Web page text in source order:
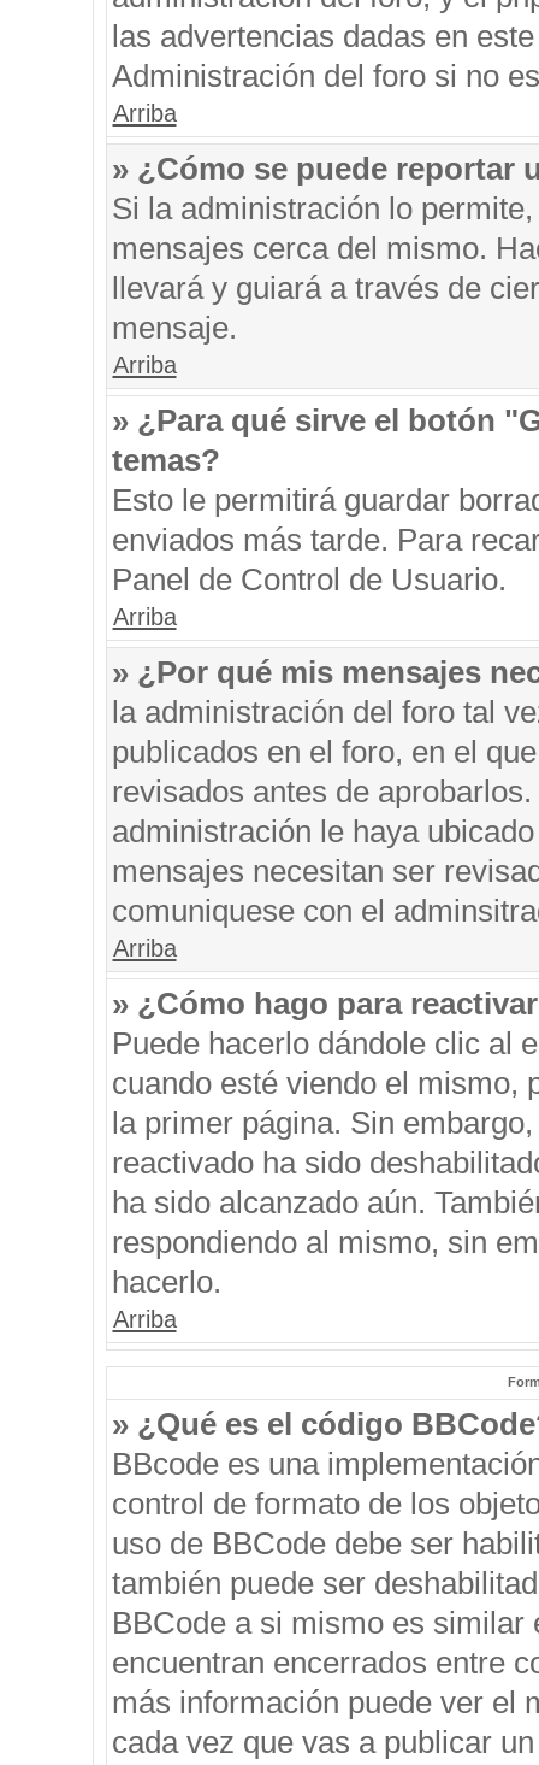
las advertencias dadas en
Administración del foro si no
Arriba
» ¿Cómo se puede reportar
Si la administración lo
mensajes cerca del mismo.
llevará y guiará a través de
mensaje.
Arriba
» ¿Para qué sirve el botón
temas?
Esto le permitirá guardar
enviados más tarde. Para
Panel de Control de Usuario.
Arriba
» ¿Por qué mis mensajes
la administración del foro tal
publicados en el foro, en el
revisados antes de
administración le haya
mensajes necesitan ser
comuniquese con el
Arriba
» ¿Cómo hago para
Puede hacerlo dándole clic al
cuando esté viendo el mismo,
la primer página. Sin
reactivado ha sido
ha sido alcanzado aún.
respondiendo al mismo, sin
hacerlo.
Arriba
» ¿Qué es el código
BBcode es una
control de formato de los
uso de BBCode debe ser
también puede ser
BBCode a si mismo es
encuentran encerrados entre
más información puede ver el
cada vez que vas a publicar